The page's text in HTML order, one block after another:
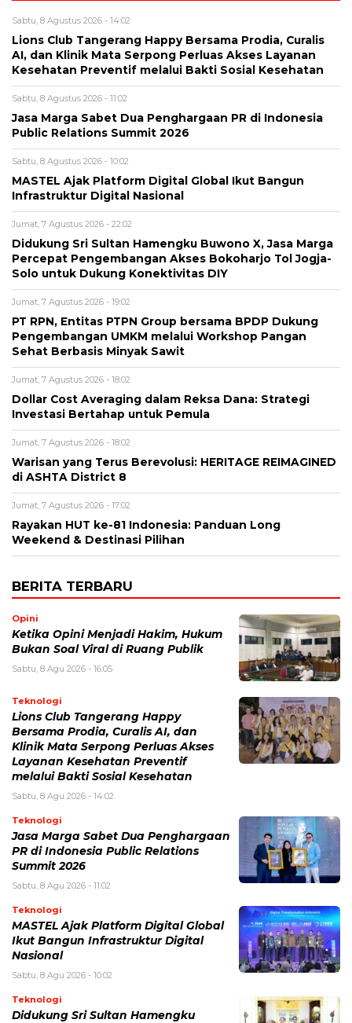
Sabtu, 8 Agustus 2026 - 14:02
Lions Club Tangerang Happy Bersama Prodia, Curalis
AI, dan Klinik Mata Serpong Perluas Akses Layanan
Kesehatan Preventif melalui Bakti Sosial Kesehatan
Sabtu, 8 Agustus 2026 - 11:02
Jasa Marga Sabet Dua Penghargaan PR di Indonesia
Public Relations Summit 2026
Sabtu, 8 Agustus 2026 - 10:02
MASTEL Ajak Platform Digital Global Ikut Bangun
Infrastruktur Digital Nasional
Jumat, 7 Agustus 2026 - 22:02
Didukung Sri Sultan Hamengku Buwono X, Jasa Marga
Percepat Pengembangan Akses Bokoharjo Tol Jogja-
Solo untuk Dukung Konektivitas DIY
Jumat, 7 Agustus 2026 - 19:02
PT RPN, Entitas PTPN Group bersama BPDP Dukung
Pengembangan UMKM melalui Workshop Pangan
Sehat Berbasis Minyak Sawit
Jumat, 7 Agustus 2026 - 18:02
Dollar Cost Averaging dalam Reksa Dana: Strategi
Investasi Bertahap untuk Pemula
Jumat, 7 Agustus 2026 - 18:02
Warisan yang Terus Berevolusi: HERITAGE REIMAGINED
di ASHTA District 8
Jumat, 7 Agustus 2026 - 17:02
Rayakan HUT ke-81 Indonesia: Panduan Long
Weekend & Destinasi Pilihan
BERITA TERBARU
Opini
Ketika Opini Menjadi Hakim, Hukum
Bukan Soal Viral di Ruang Publik
Sabtu, 8 Agu 2026 - 16:05
Teknologi
Lions Club Tangerang Happy
Bersama Prodia, Curalis AI, dan
Klinik Mata Serpong Perluas Akses
Layanan Kesehatan Preventif
melalui Bakti Sosial Kesehatan
Sabtu, 8 Agu 2026 - 14:02
Teknologi
Jasa Marga Sabet Dua Penghargaan
PR di Indonesia Public Relations
Summit 2026
Sabtu, 8 Agu 2026 - 11:02
Teknologi
MASTEL Ajak Platform Digital Global
Ikut Bangun Infrastruktur Digital
Nasional
Sabtu, 8 Agu 2026 - 10:02
Teknologi
Didukung Sri Sultan Hamengku